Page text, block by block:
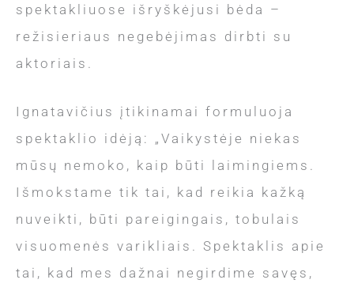
spektakliuose išryškėjusi bėda –
režisieriaus negebėjimas dirbti su
aktoriais.
Ignatavičius įtikinamai formuluoja
spektaklio idėją: „Vaikystėje niekas
mūsų nemoko, kaip būti laimingiems.
Išmokstame tik tai, kad reikia kažką
nuveikti, būti pareigingais, tobulais
visuomenės varikliais. Spektaklis apie
tai, kad mes dažnai negirdime savęs,